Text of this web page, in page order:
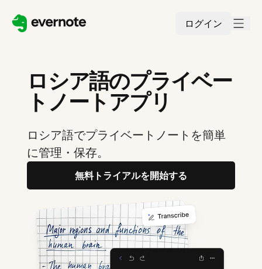
ログイン
ロシア語のプライベー
トノートアプリ
ロシア語でプライベートノートを簡単
に管理・保存。
無料トライアルを開始する